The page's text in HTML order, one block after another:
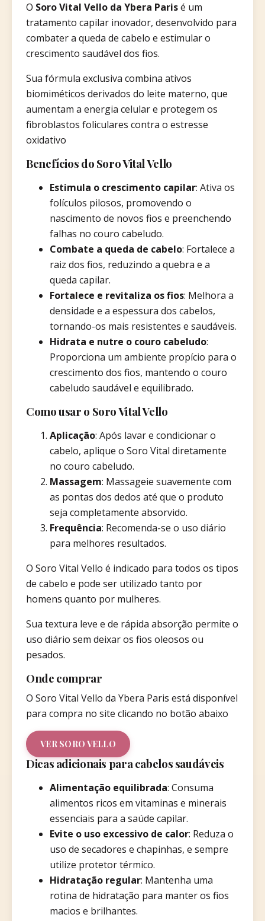
O Soro Vital Vello da Ybera Parisé um
tratamento capilar inovador, desenvolvido para
combater a queda de cabelo e estimular o
crescimento saudável dos fios.
Sua fórmula exclusiva combina ativos
biomiméticos derivados do leite materno, que
aumentam a energia celular e protegem os
fibroblastos foliculares contra o estresse
oxidativo
Benefícios do Soro Vital Vello
Estimula o crescimento capilar: Ativa os
folículos pilosos, promovendo o
nascimento de novos fios e preenchendo
falhas no couro cabeludo.​
Combate a queda de cabelo: Fortalece a
raiz dos fios, reduzindo a quebra e a
queda capilar.​
Fortalece e revitaliza os fios: Melhora a
densidade e a espessura dos cabelos,
tornando-os mais resistentes e saudáveis.
Hidrata e nutre o couro cabeludo:
Proporciona um ambiente propício para o
crescimento dos fios, mantendo o couro
cabeludo saudável e equilibrado.​
Como usar o Soro Vital Vello
Aplicação: Após lavar e condicionar o
cabelo, aplique o Soro Vital diretamente
no couro cabeludo.​
Massagem: Massageie suavemente com
as pontas dos dedos até que o produto
seja completamente absorvido.​
Frequência: Recomenda-se o uso diário
para melhores resultados.​
O Soro Vital Vello é indicado para todos os tipos
de cabelo e pode ser utilizado tanto por
homens quanto por mulheres.
Sua textura leve e de rápida absorção permite o
uso diário sem deixar os fios oleosos ou
pesados.
Onde comprar
O Soro Vital Vello da Ybera Paris está disponível
para compra no site clicando no botão abaixo
VER SORO VELLO
Dicas adicionais para cabelos saudáveis
Alimentação equilibrada: Consuma
alimentos ricos em vitaminas e minerais
essenciais para a saúde capilar.​
Evite o uso excessivo de calor: Reduza o
uso de secadores e chapinhas, e sempre
utilize protetor térmico.​
Hidratação regular: Mantenha uma
rotina de hidratação para manter os fios
macios e brilhantes.​